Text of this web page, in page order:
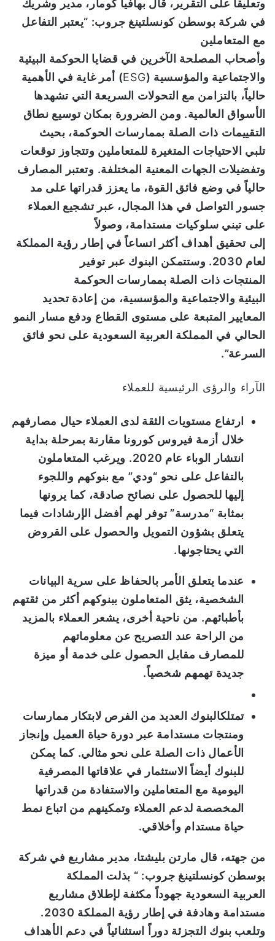
وتعليقاً على التقرير، قال بهافيا كومار، مدير وشريك
في شركة بوسطن كونسلتينغ جروب: “يعتبر التفاعل
مع المتعاملين
وأصحاب المصلحة الآخرين في قضايا الحوكمة البيئية
والاجتماعية والمؤسسية (
ESG
) أمر غاية في الأهمية
حالياً، بالتزامن مع التحولات السريعة التي تشهدها
الأسواق العالمية. ومن الضرورة بمكان توسيع نطاق
التقييمات ذات الصلة بممارسات الحوكمة، بحيث
تلبي الاحتياجات المتغيرة للمتعاملين وتتجاوز توقعات
وتفضيلات الجهات المعنية المختلفة. وتعتبر المصارف
حالياً في وضع فائق القوة، ما يعزز قدراتها على مد
جسور التواصل في هذا المجال، عبر تشجيع العملاء
على تبني سلوكيات مستدامة، وصولاً
إلى تحقيق أهداف أكثر اتساعاً في إطار رؤية المملكة
لعام
. وستتمكن البنوك عبر توفير
المنتجات ذات الصلة بممارسات الحوكمة
البيئية والاجتماعية والمؤسسية، من إعادة تحديد
المعايير المتبعة على مستوى القطاع ودفع مسار النمو
الحالي في المملكة العربية السعودية على نحو فائق
السرعة”.
الآراء والرؤى الرئيسية للعملاء
ارتفاع مستويات الثقة لدى العملاء حيال مصارفهم
خلال أزمة فيروس كورونا مقارنة بمرحلة بداية
انتشار
الوباء عام 2020. ويرغب المتعاملون
بالتفاعل على نحو “ودي” مع بنوكهم و اللجوء
إليها للحصول على نصائح صادقة، كما يرونها
بمثابة “مدرسة”توفر لهم أفضل الإرشادات فيما
يتعلق بشؤون التمويل والحصول على القروض
التي يحتاجونها.
عندما يتعلق الأمر بالحفاظ على سرية البيانات
الشخصية، يثق المتعاملون ببنوكهم أكثر من ثقتهم
بأطبائهم. من ناحية أخرى، يشعر العملاء بالمزيد
من الراحة عند التصريح عن معلوماتهم
للمصارف مقابل الحصول على خدمة أو ميزة
جديدة تهمهم شخصياً.
تمتلكالبنوك العديد من الفرص لابتكار ممارسات
ومنتجات مستدامة عبر دورة حياة العميل وإنجاز
الأعمال ذات الصلة على نحو مثالي.كما يمكن
للبنوك أيضاً الاستثمار في علاقاتها المصرفية
اليومية مع المتعاملين والاستفادة من قدراتها
المخصصة لدعم العملاء وتمكينهم من اتباع نمط
حياة مستدام وأخلاقي.
من جهته، قال مارتن بليشتا، مدير مشاريع في شركة
بوسطن كونسلتينغ جروب: “ بذلت المملكة
العربية السعودية جهود مكثفة لإطلاق مشاريع
مستدامة وهادفة في إطار رؤية المملكة 2030
.
وتلعب بنوك التجزئة دور
اً استثنائياً في دعم الأهداف